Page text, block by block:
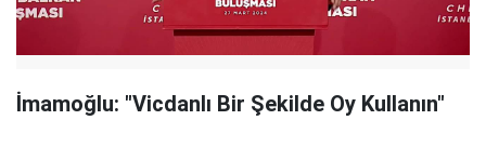
İmamoğlu: "Vicdanlı Bir Şekilde Oy Kullanın"